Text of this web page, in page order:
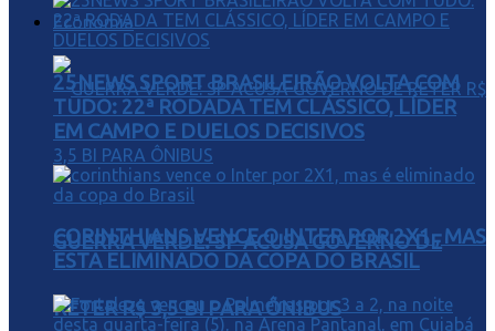
Economia
GUERRA VERDE: SP ACUSA GOVERNO DE
RETER R$ 3,5 BI PARA ÔNIBUS
25NEWS SPORT BRASILEIRÃO VOLTA COM
TUDO: 22ª RODADA TEM CLÁSSICO, LÍDER
EM CAMPO E DUELOS DECISIVOS
CORINTHIANS VENCE O INTER POR 2X1 , MAS
ESTA ELIMINADO DA COPA DO BRASIL